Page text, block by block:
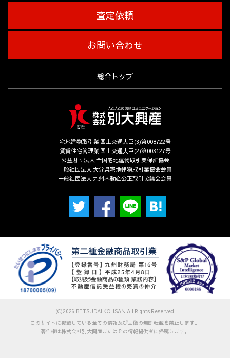
宅地建物取引業 国土交通大臣(3)第008722号
賃貸住宅管理業 国土交通大臣(2)第003127号
公益財団法人 全国宅地建物取引業保証協会
一般社団法人 大分県宅地建物取引業協会会員
一般社団法人 九州不動産公正取引協議会会員
査定依頼
お問い合わせ
総合トップ
(C)2026 BETSUDAI KOHSAN All Rights Reserved.
このサイトに掲載している全ての情報及び画像の無断転載を禁止します。
著作権は株式会社別大興産またはその情報提供者に帰属します。